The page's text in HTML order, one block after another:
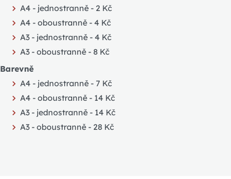
A4 - jednostranně - 2 Kč
A4 - oboustranně - 4 Kč
A3 - jednostranně - 4 Kč
A3 - oboustranně - 8 Kč
Barevně
A4 - jednostranně - 7 Kč
A4 - oboustranně - 14 Kč
A3 - jednostranně - 14 Kč
A3 - oboustranně - 28 Kč